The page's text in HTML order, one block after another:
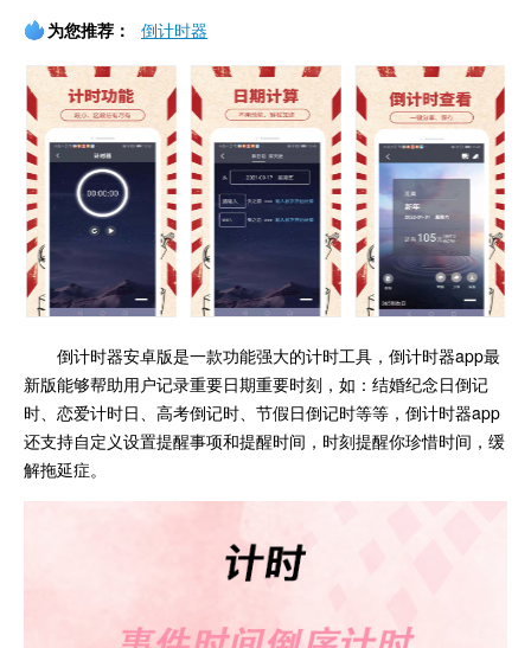
为您推荐： 倒计时器
倒计时器安卓版是一款功能强大的计时工具，倒计时器app最
新版能够帮助用户记录重要日期重要时刻，如：结婚纪念日倒记
时、恋爱计时日、高考倒记时、节假日倒记时等等，倒计时器app
还支持自定义设置提醒事项和提醒时间，时刻提醒你珍惜时间，缓
解拖延症。